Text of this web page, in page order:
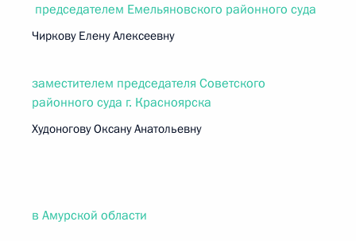
председателем Емельяновского районного суда
Чиркову Елену Алексеевну
заместителем председателя Советского
районного суда г. Красноярска
Худоногову Оксану Анатольевну
в Амурской области